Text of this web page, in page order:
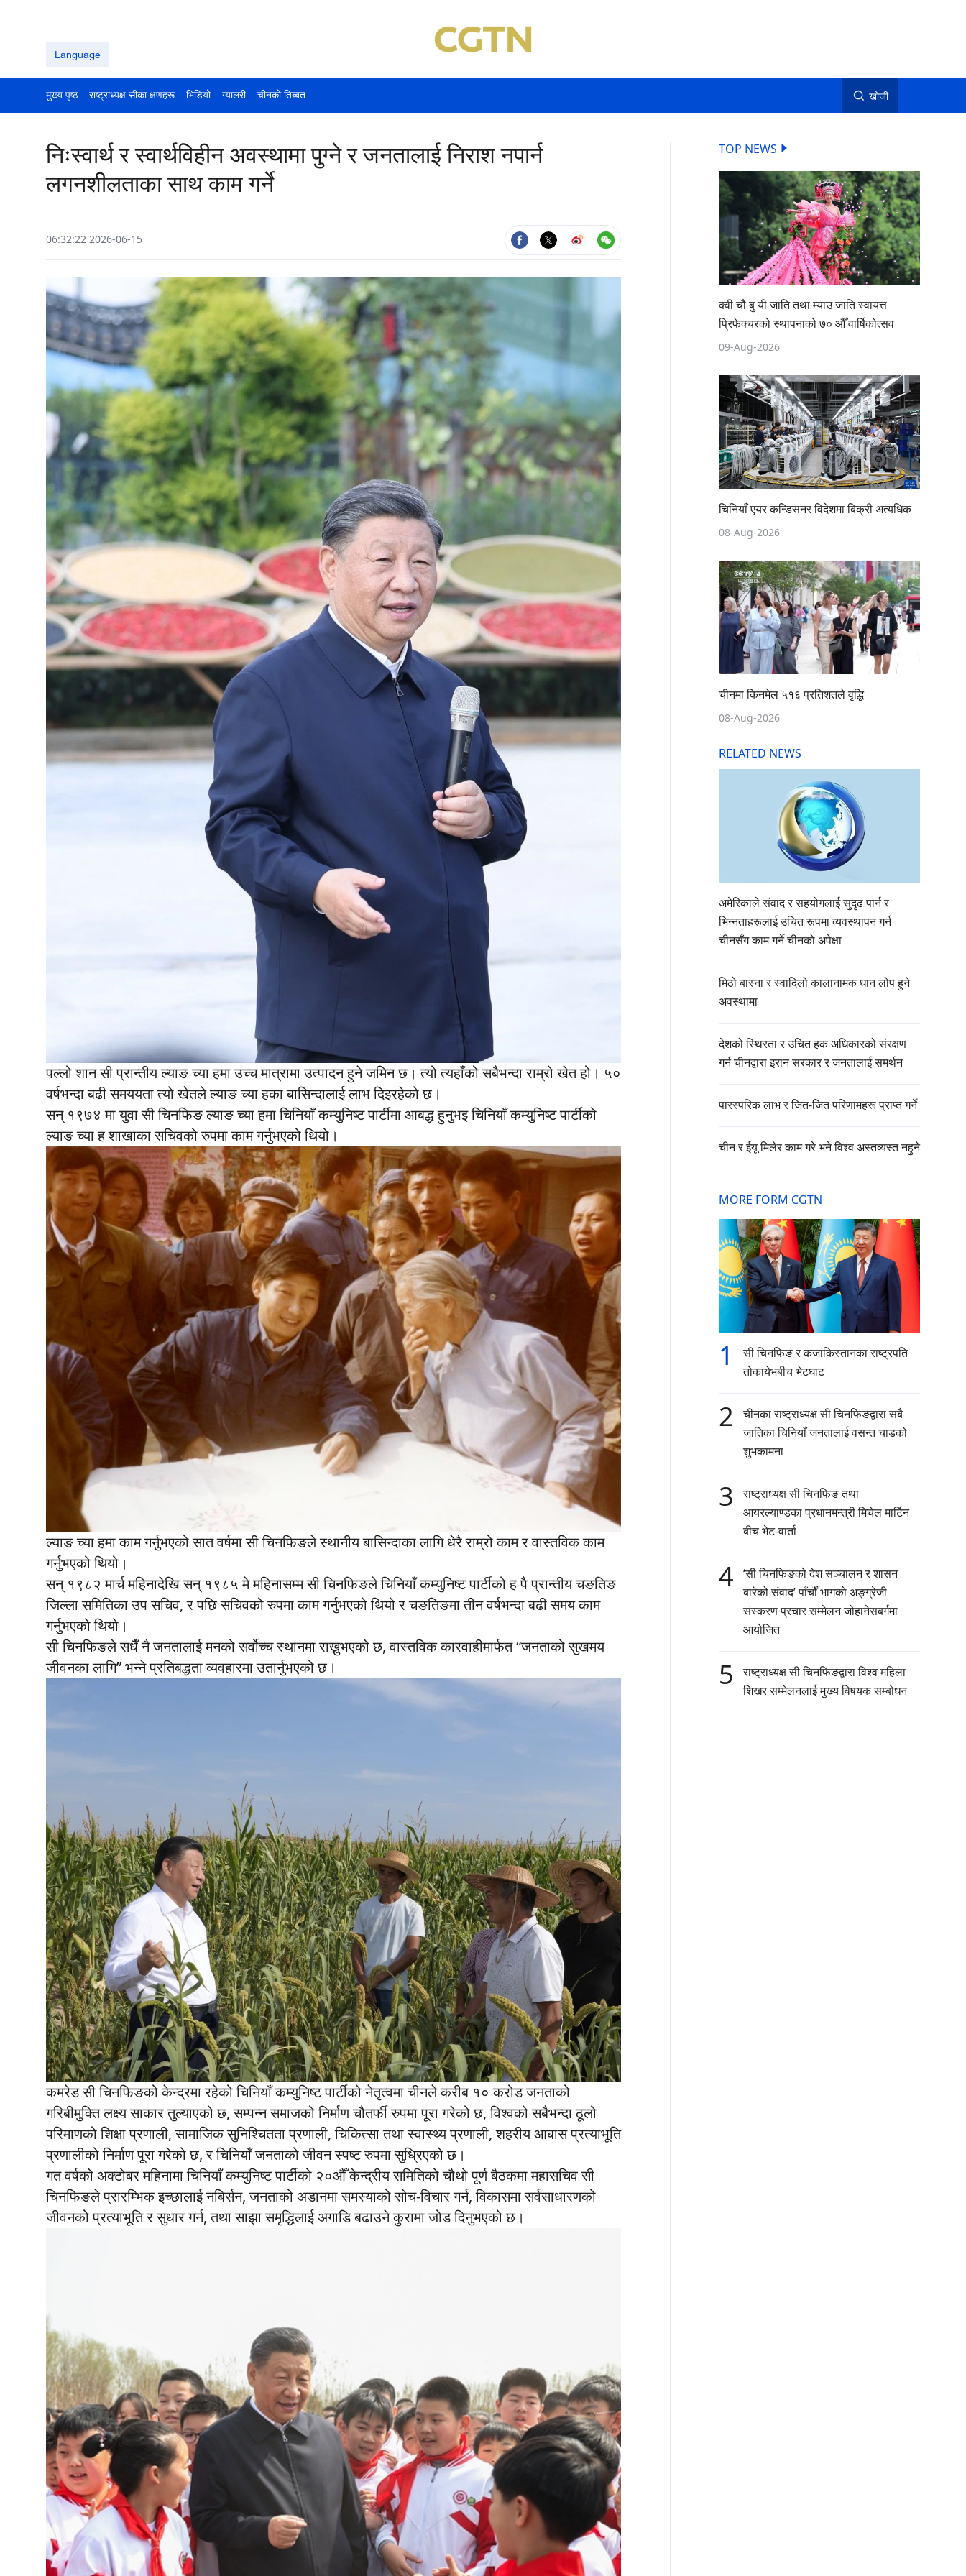
Language
मुख्य पृष्ठ राष्ट्राध्यक्ष सीका क्षणहरू भिडियो ग्यालरी चीनको तिब्बत खोजी
निःस्वार्थ र स्वार्थविहीन अवस्थामा पुग्ने र जनतालाई निराश नपार्न
लगनशीलताका साथ काम गर्ने
06:32:22 2026-06-15
पल्लो शान सी प्रान्तीय ल्याङ च्या हमा उच्च मात्रामा उत्पादन हुने जमिन छ। त्यो त्यहाँको सबैभन्दा राम्रो खेत हो। ५०
वर्षभन्दा बढी समययता त्यो खेतले ल्याङ च्या हका बासिन्दालाई लाभ दिइरहेको छ।
सन् १९७४ मा युवा सी चिनफिङ ल्याङ च्या हमा चिनियाँ कम्युनिष्ट पार्टीमा आबद्ध हुनुभइ चिनियाँ कम्युनिष्ट पार्टीको
ल्याङ च्या ह शाखाका सचिवको रुपमा काम गर्नुभएको थियो।
ल्याङ च्या हमा काम गर्नुभएको सात वर्षमा सी चिनफिङले स्थानीय बासिन्दाका लागि धेरै राम्रो काम र वास्तविक काम
गर्नुभएको थियो।
सन् १९८२ मार्च महिनादेखि सन् १९८५ मे महिनासम्म सी चिनफिङले चिनियाँ कम्युनिष्ट पार्टीको ह पै प्रान्तीय चङतिङ
जिल्ला समितिका उप सचिव, र पछि सचिवको रुपमा काम गर्नुभएको थियो र चङतिङमा तीन वर्षभन्दा बढी समय काम
गर्नुभएको थियो।
सी चिनफिङले सधैँ नै जनतालाई मनको सर्वोच्च स्थानमा राख्नुभएको छ, वास्तविक कारवाहीमार्फत “जनताको सुखमय
जीवनका लागि” भन्ने प्रतिबद्धता व्यवहारमा उतार्नुभएको छ।
कमरेड सी चिनफिङको केन्द्रमा रहेको चिनियाँ कम्युनिष्ट पार्टीको नेतृत्वमा चीनले करीब १० करोड जनताको
गरिबीमुक्ति लक्ष्य साकार तुल्याएको छ, सम्पन्न समाजको निर्माण चौतर्फी रुपमा पूरा गरेको छ, विश्वको सबैभन्दा ठूलो
परिमाणको शिक्षा प्रणाली, सामाजिक सुनिश्चितता प्रणाली, चिकित्सा तथा स्वास्थ्य प्रणाली, शहरीय आबास प्रत्याभूति
प्रणालीको निर्माण पूरा गरेको छ, र चिनियाँ जनताको जीवन स्पष्ट रुपमा सुध्रिएको छ।
गत वर्षको अक्टोबर महिनामा चिनियाँ कम्युनिष्ट पार्टीको २०औँ केन्द्रीय समितिको चौथो पूर्ण बैठकमा महासचिव सी
चिनफिङले प्रारम्भिक इच्छालाई नबिर्सन, जनताको अडानमा समस्याको सोच-विचार गर्न, विकासमा सर्वसाधारणको
जीवनको प्रत्याभूति र सुधार गर्न, तथा साझा समृद्धिलाई अगाडि बढाउने कुरामा जोड दिनुभएको छ।
TOP NEWS
क्वी चौ बु यी जाति तथा म्याउ जाति स्वायत्त
प्रिफेक्चरको स्थापनाको ७० औँ वार्षिकोत्सव
09-Aug-2026
चिनियाँ एयर कन्डिसनर विदेशमा बिक्री अत्यधिक
08-Aug-2026
चीनमा किनमेल ५१६ प्रतिशतले वृद्धि
08-Aug-2026
RELATED NEWS
अमेरिकाले संवाद र सहयोगलाई सुदृढ पार्न र
भिन्नताहरूलाई उचित रूपमा व्यवस्थापन गर्न
चीनसँग काम गर्ने चीनको अपेक्षा
मिठो बास्ना र स्वादिलो कालानामक धान लोप हुने
अवस्थामा
देशको स्थिरता र उचित हक अधिकारको संरक्षण
गर्न चीनद्वारा इरान सरकार र जनतालाई समर्थन
पारस्परिक लाभ र जित-जित परिणामहरू प्राप्त गर्ने
चीन र ईयू मिलेर काम गरे भने विश्व अस्तव्यस्त नहुने
MORE FORM CGTN
1
सी चिनफिङ र कजाकिस्तानका राष्ट्रपति
तोकायेभबीच भेटघाट
2
चीनका राष्ट्राध्यक्ष सी चिनफिङद्वारा सबै
जातिका चिनियाँ जनतालाई वसन्त चाडको
शुभकामना
3
राष्ट्राध्यक्ष सी चिनफिङ तथा
आयरल्याण्डका प्रधानमन्त्री मिचेल मार्टिन
बीच भेट-वार्ता
4
‘सी चिनफिङको देश सञ्चालन र शासन
बारेको संवाद’ पाँचौँ भागको अङ्ग्रेजी
संस्करण प्रचार सम्मेलन जोहानेसबर्गमा
आयोजित
5
राष्ट्राध्यक्ष सी चिनफिङद्वारा विश्व महिला
शिखर सम्मेलनलाई मुख्य विषयक सम्बोधन